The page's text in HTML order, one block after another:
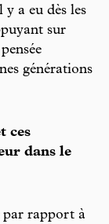
a eu dès les
sur
générations
ces
dans le
par rapport à